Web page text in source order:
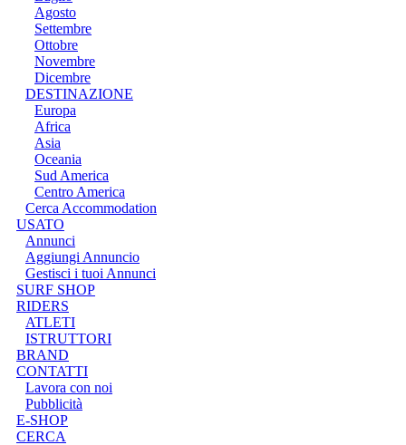
Agosto
Settembre
Ottobre
Novembre
Dicembre
DESTINAZIONE
Europa
Africa
Asia
Oceania
Sud America
Centro America
Cerca Accommodation
USATO
Annunci
Aggiungi Annuncio
Gestisci i tuoi Annunci
SURF SHOP
RIDERS
ATLETI
ISTRUTTORI
BRAND
CONTATTI
Lavora con noi
Pubblicità
E-SHOP
CERCA